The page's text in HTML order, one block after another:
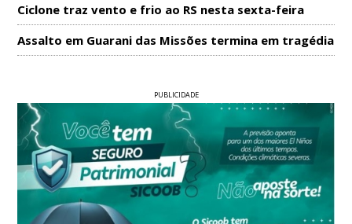
Ciclone traz vento e frio ao RS nesta sexta-feira
Assalto em Guarani das Missões termina em tragédia
PUBLICIDADE